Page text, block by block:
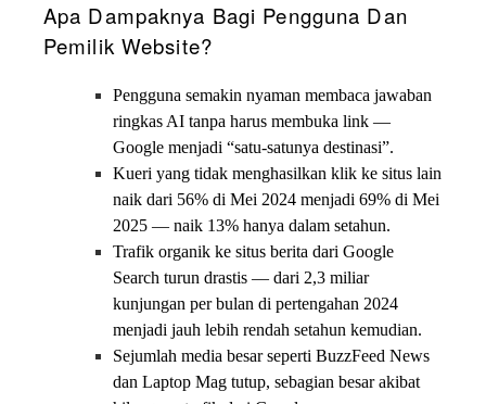
Apa Dampaknya Bagi Pengguna Dan
Pemilik Website?
Pengguna semakin nyaman membaca jawaban
ringkas AI tanpa harus membuka link —
Google menjadi “satu-satunya destinasi”.
Kueri yang tidak menghasilkan klik ke situs lain
naik dari 56% di Mei 2024 menjadi 69% di Mei
2025 — naik 13% hanya dalam setahun.
Trafik organik ke situs berita dari Google
Search turun drastis — dari 2,3 miliar
kunjungan per bulan di pertengahan 2024
menjadi jauh lebih rendah setahun kemudian.
Sejumlah media besar seperti BuzzFeed News
dan Laptop Mag tutup, sebagian besar akibat